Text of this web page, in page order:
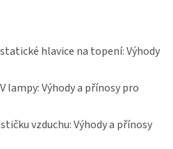
hlavice na topení: Výhody
lampy: Výhody a přínosy pro
vzduchu: Výhody a přínosy